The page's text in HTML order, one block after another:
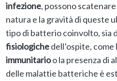
infezione, possono
natura e la gravità di queste
tipo di batterio coinvolto, sia
fisiologichedell’ospite,
immunitarioo la presenza di
delle malattie batteriche è